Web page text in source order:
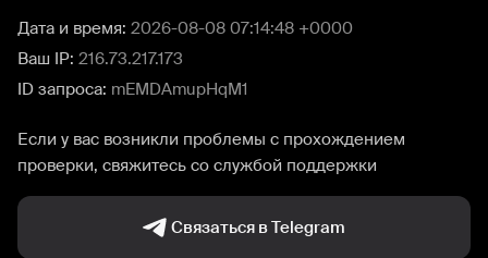
Дата и время: 2026-08-08 07:14:48 +0000
Ваш IP: 216.73.217.173
ID запроса: mEMDAmupHqM1
Если у вас возникли проблемы с прохождением
проверки, свяжитесь со службой поддержки
Связаться в Telegram